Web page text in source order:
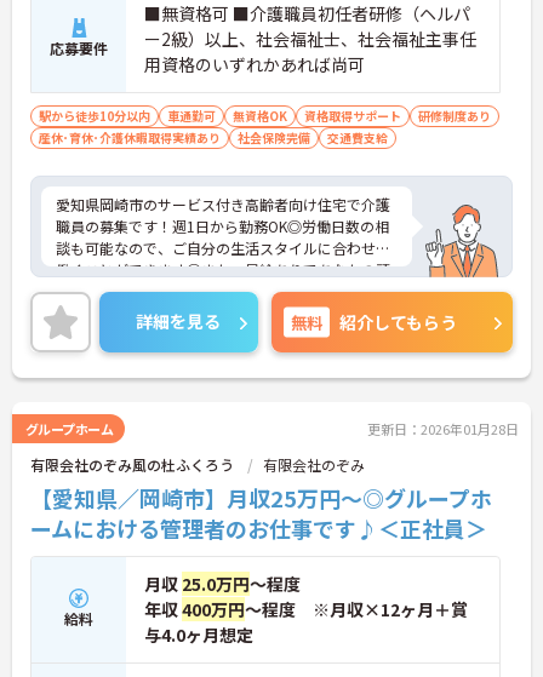
応募要件
■無資格可 ■介護職員初任者研修（ヘルパ
ー2級）以上、社会福祉士、社会福祉主事任
用資格のいずれかあれば尚可
駅から徒歩10分以内 車通勤可 無資格OK 資格取得サポート
研修制度あり
産休･育休･介護休暇取得実績あり
社会保険完備 交通費支給
愛知県岡崎市のサービス付き高齢者向け住宅で介護
職員の募集です！週1日から勤務OK◎労働日数の相
談も可能なので、ご自分の生活スタイルに合わせて
働くことができます◎また、昇給ありであなたの頑
張りがしっかり評価される職場です♪ご興味のある
方は面接ポイントをお伝えしますので、お気軽にご
連絡ください！
詳細を見る 無料 紹介してもらう
グループホーム 更新日：2026年01月28日
有限会社のぞみ風の杜ふくろう 有限会社のぞみ
【愛知県／岡崎市】月収25万円～◎グループホ
ームにおける管理者のお仕事です♪＜正社員＞
給料
月収 25.0万円～程度
年収400万円～程度 ※月収×12ヶ月＋賞
与4.0ヶ月想定